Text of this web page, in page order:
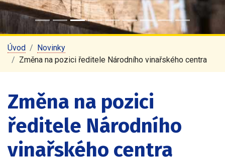
Úvod
Novinky
Změna na pozici ředitele Národního vinařského centra
Změna na pozici
ředitele Národního
vinařského centra